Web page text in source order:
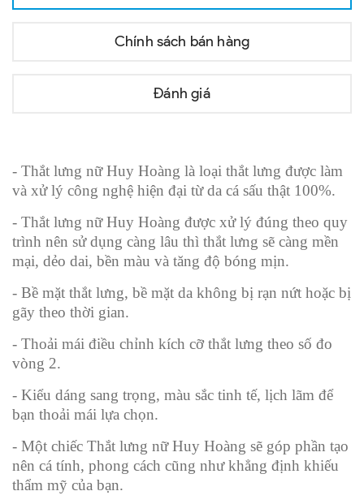
Chính sách bán hàng
Đánh giá
- Thắt lưng nữ Huy Hoàng là loại thắt lưng được làm
và xử lý công nghệ hiện đại từ da cá sấu thật 100%.
- Thắt lưng nữ Huy Hoàng được xử lý đúng theo quy
trình nên sử dụng càng lâu thì thắt lưng sẽ càng mền
mại, dẻo dai, bền màu và tăng độ bóng mịn.
- Bề mặt thắt lưng, bề mặt da không bị rạn nứt hoặc bị
gãy theo thời gian.
- Thoải mái điều chỉnh kích cỡ thắt lưng theo số đo
vòng 2.
- Kiểu dáng sang trọng, màu sắc tinh tế, lịch lãm để
bạn thoải mái lựa chọn.
- Một chiếc Thắt lưng nữ Huy Hoàng sẽ góp phần tạo
nên cá tính, phong cách cũng như khẳng định khiếu
thẩm mỹ của bạn.